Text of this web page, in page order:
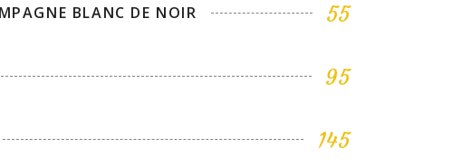
BLANC DE NOIR 55
95
145